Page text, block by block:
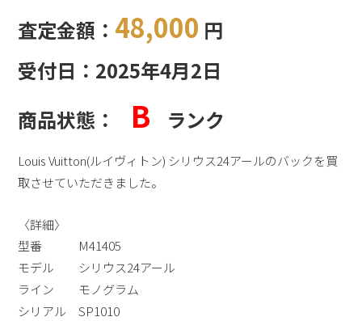
査定金額： 48,000 円
受付日：2025年4月2日
商品状態：
B ランク
Louis Vuitton(ルイヴィトン) シリウス24アールのバックを買
取させていただきました。
〈詳細〉
型番 M41405
モデル シリウス24アール
ライン モノグラム
シリアル SP1010